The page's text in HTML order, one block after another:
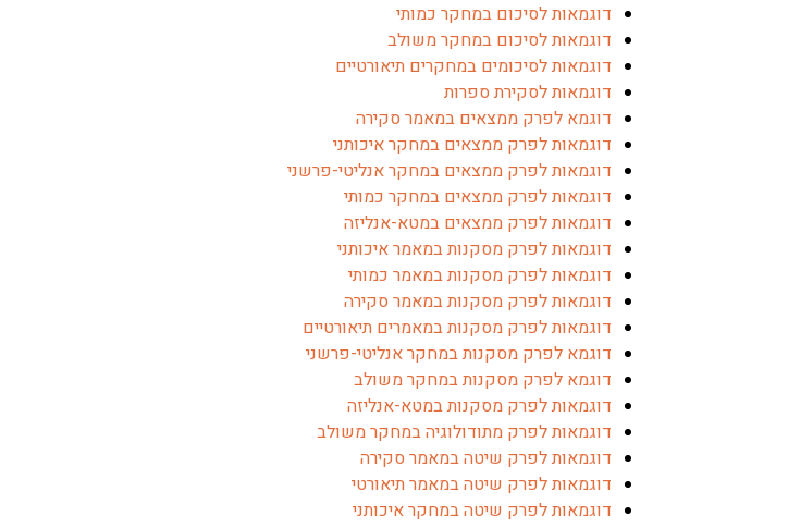
דוגמאות לסיכום במחקר כמותי
דוגמאות לסיכום במחקר משולב
דוגמאות לסיכומים במחקרים תיאורטיים
דוגמאות לסקירת ספרות
דוגמא לפרק ממצאים במאמר סקירה
דוגמאות לפרק ממצאים במחקר איכותני
דוגמאות לפרק ממצאים במחקר אנליטי-פרשני
דוגמאות לפרק ממצאים במחקר כמותי
דוגמאות לפרק ממצאים במטא-אנליזה
דוגמאות לפרק מסקנות במאמר איכותני
דוגמאות לפרק מסקנות במאמר כמותי
דוגמאות לפרק מסקנות במאמר סקירה
דוגמאות לפרק מסקנות במאמרים תיאורטיים
דוגמא לפרק מסקנות במחקר אנליטי-פרשני
דוגמא לפרק מסקנות במחקר משולב
דוגמאות לפרק מסקנות במטא-אנליזה
דוגמאות לפרק מתודולוגיה במחקר משולב
דוגמאות לפרק שיטה במאמר סקירה
דוגמאות לפרק שיטה במאמר תיאורטי
דוגמאות לפרק שיטה במחקר איכותני